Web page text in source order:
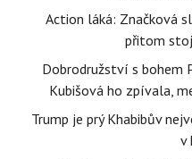
Action láká: Značková
přitom
Dobrodružství s bohem
Kubišová ho zpívala,
Trump je prý Khabibův
v